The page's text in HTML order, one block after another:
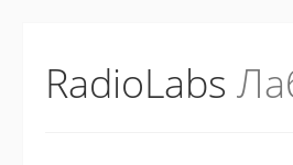
RadioLabs